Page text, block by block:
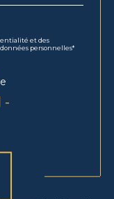
et des
personnelles*
-